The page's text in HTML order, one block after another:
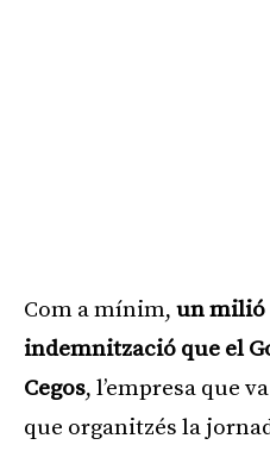
Com a mínim, un milió
indemnització que el
Cegos, l’empresa que
que organitzés la